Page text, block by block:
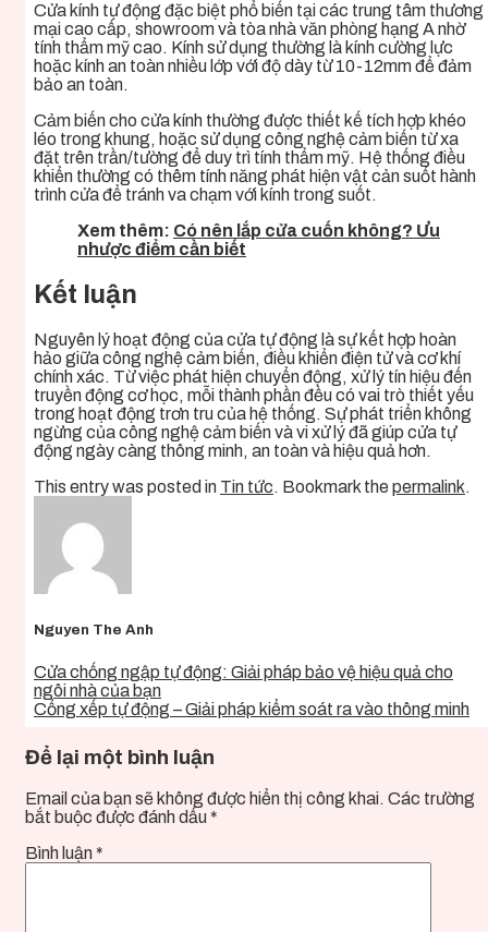
Cửa kính tự động đặc biệt phổ biến tại các trung tâm thương
mại cao cấp, showroom và tòa nhà văn phòng hạng A nhờ
tính thẩm mỹ cao. Kính sử dụng thường là kính cường lực
hoặc kính an toàn nhiều lớp với độ dày từ 10-12mm để đảm
bảo an toàn.
Cảm biến cho cửa kính thường được thiết kế tích hợp khéo
léo trong khung, hoặc sử dụng công nghệ cảm biến từ xa
đặt trên trần/tường để duy trì tính thẩm mỹ. Hệ thống điều
khiển thường có thêm tính năng phát hiện vật cản suốt hành
trình cửa để tránh va chạm với kính trong suốt.
Xem thêm: Có nên lắp cửa cuốn không? Ưu
nhược điểm cần biết
Kết luận
Nguyên lý hoạt động của cửa tự động là sự kết hợp hoàn
hảo giữa công nghệ cảm biến, điều khiển điện tử và cơ khí
chính xác. Từ việc phát hiện chuyển động, xử lý tín hiệu đến
truyền động cơ học, mỗi thành phần đều có vai trò thiết yếu
trong hoạt động trơn tru của hệ thống. Sự phát triển không
ngừng của công nghệ cảm biến và vi xử lý đã giúp cửa tự
động ngày càng thông minh, an toàn và hiệu quả hơn.
This entry was posted in Tin tức. Bookmark thepermalink.
Nguyen The Anh
Cửa chống ngập tự động: Giải pháp bảo vệ hiệu quả cho
ngôi nhà của bạn
Cổng xếp tự động – Giải pháp kiểm soát ra vào thông minh
Để lại một bình luận
Email của bạn sẽ không được hiển thị công khai. Các trường
bắt buộc được đánh dấu *
Bình luận *